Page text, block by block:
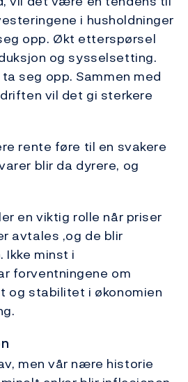
i husholdninger
opp. Økt etterspørsel
og sysselsetting.
seg opp. Sammen med
vil det gi sterkere
rente føre til en svakere
blir da dyrere, og
en viktig rolle når priser
avtales ,og de blir
Ikke minst i
forventningene om
og stabilitet i økonomien
men vår nære historie